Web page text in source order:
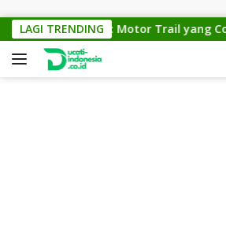
LAGI TRENDING
KTM Cross 150: Motor Trail yang